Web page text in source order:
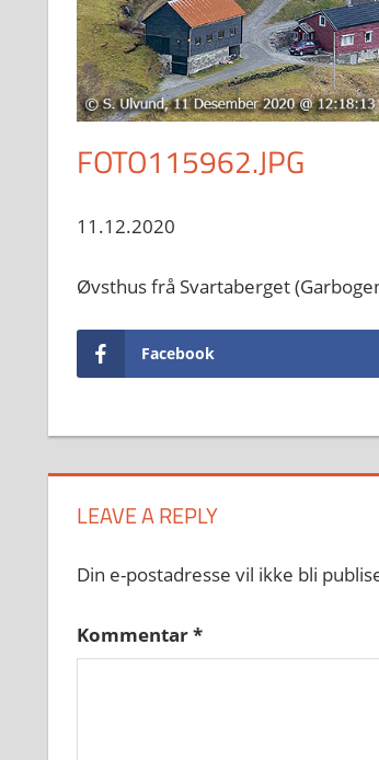
FOTO115962.JPG
11.12.2020
Øvsthus frå Svartaberget
Facebook
LEAVE A REPLY
Din e-postadresse vil ikke bli
Kommentar*